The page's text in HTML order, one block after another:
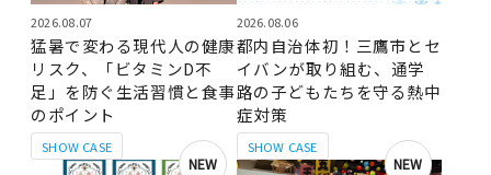
SHOW CASE
2026.08.07
猛暑で変わる現代人の健康
リスク、「ビタミンD不
足」を防ぐ生活習慣と食事
のポイント
SHOW CASE
2026.08.06
都内自治体初！三鷹市とセ
イバンが取り組む、通学
路の子どもたちを守る熱中
症対策
NEW NEW